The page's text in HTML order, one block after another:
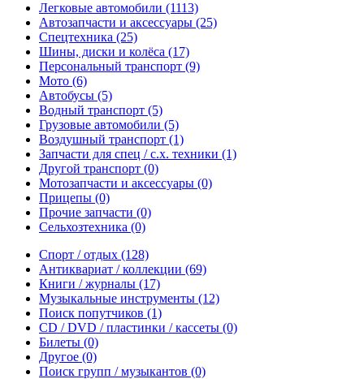
Легковые автомобили (1113)
Автозапчасти и аксессуары (25)
Спецтехника (25)
Шины, диски и колёса (17)
Персональный транспорт (9)
Мото (6)
Автобусы (5)
Водный транспорт (5)
Грузовые автомобили (5)
Воздушный транспорт (1)
Запчасти для спец / с.х. техники (1)
Другой транспорт (0)
Мотозапчасти и аксессуары (0)
Прицепы (0)
Прочие запчасти (0)
Сельхозтехника (0)
Спорт / отдых (128)
Антиквариат / коллекции (69)
Книги / журналы (17)
Музыкальные инструменты (12)
Поиск попутчиков (1)
CD / DVD / пластинки / кассеты (0)
Билеты (0)
Другое (0)
Поиск групп / музыкантов (0)